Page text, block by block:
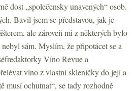
dost „společensky unavených“ osob.
Bavil jsem se představou, jak je
ale zároveň mi z některých bylo
sám. Myslím, že připotácet se a
Víno Revue a
víno z vlastní skleničky do její a
musí ochutnat“, se tady rozhodně